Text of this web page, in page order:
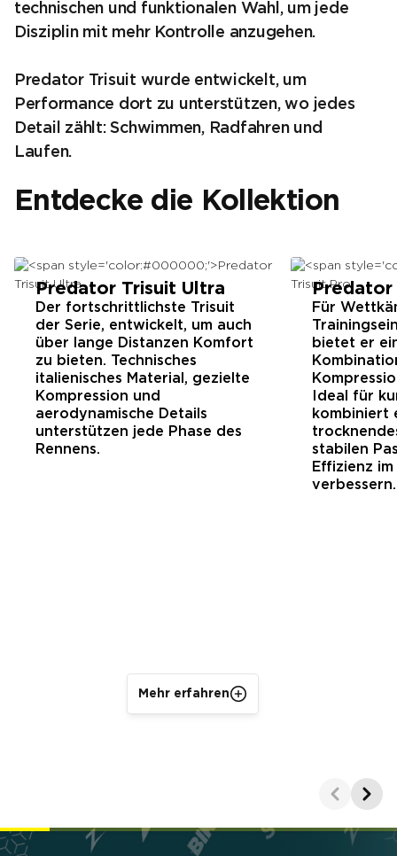
technischen und funktionalen Wahl, um jede
Disziplin mit mehr Kontrolle anzugehen.
Predator Trisuit wurde entwickelt, um
Performance dort zu unterstützen, wo jedes
Detail zählt: Schwimmen, Radfahren und
Laufen.
Entdecke die Kollektion
Predator Trisuit Ultra
Der fortschrittlichste Trisuit
der Serie, entwickelt, um auch
über lange Distanzen Komfort
zu bieten. Technisches
italienisches Material, gezielte
Kompression und
aerodynamische Details
unterstützen jede Phase des
Rennens.
Mehr erfahren
Predator
Für
bietet er
Ideal für
kombiniert
stabilen
Effizienz
verbessern.